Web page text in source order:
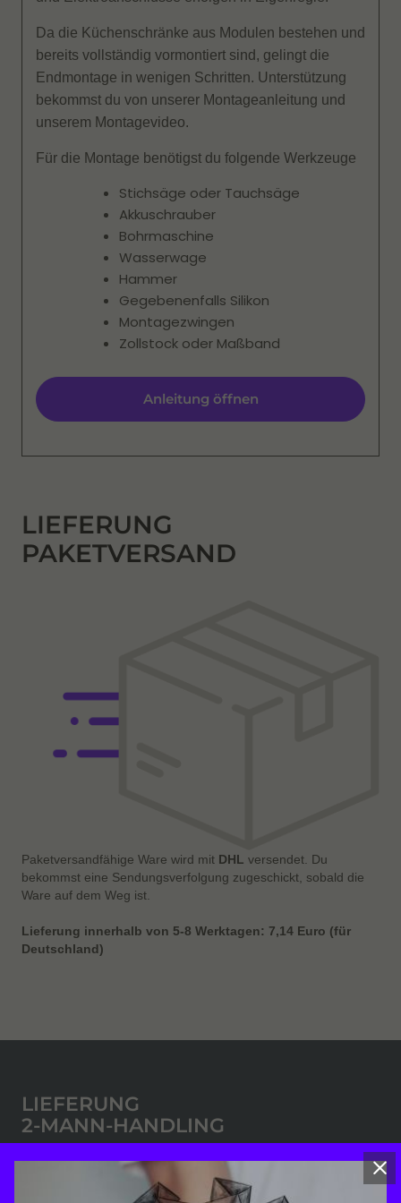
Da die Küchenschränke aus Modulen bestehen und
bereits vollständig vormontiert sind, gelingt die
Endmontage in wenigen Schritten. Unterstützung
bekommst du von unserer Montageanleitung und
unserem Montagevideo.
Für die Montage benötigst du folgende Werkzeuge
Stichsäge oder Tauchsäge
Akkuschrauber
Bohrmaschine
Wasserwage
Hammer
Gegebenenfalls Silikon
Montagezwingen
Zollstock oder Maßband
Anleitung öffnen
LIEFERUNG
PAKETVERSAND
Paketversandfähige Ware wird mit DHL versendet. Du
bekommst eine Sendungsverfolgung zugeschickt, sobald die
Ware auf dem Weg ist.
Lieferung innerhalb von 5-8 Werktagen: 7,14 Euro (für
Deutschland)
LIEFERUNG
2-MANN-HANDLING
Deine Ware wird per zwei-Mann-Handling bis zu deinem
gewünschten Aufstellort* gebracht. Somit musst du dir